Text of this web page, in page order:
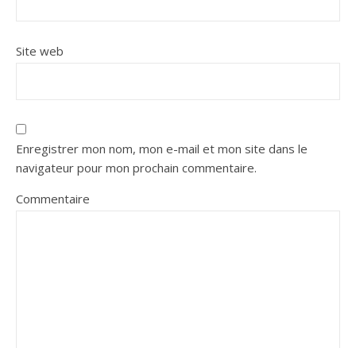
Site web
Enregistrer mon nom, mon e-mail et mon site dans le
navigateur pour mon prochain commentaire.
Commentaire